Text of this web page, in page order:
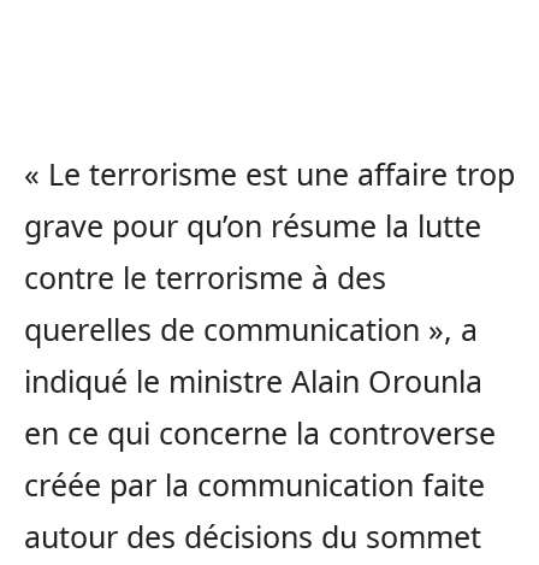
« Le terrorisme est une affaire trop
grave pour qu’on résume la lutte
contre le terrorisme à des
querelles de communication », a
indiqué le ministre Alain Orounla
en ce qui concerne la controverse
créée par la communication faite
autour des décisions du sommet